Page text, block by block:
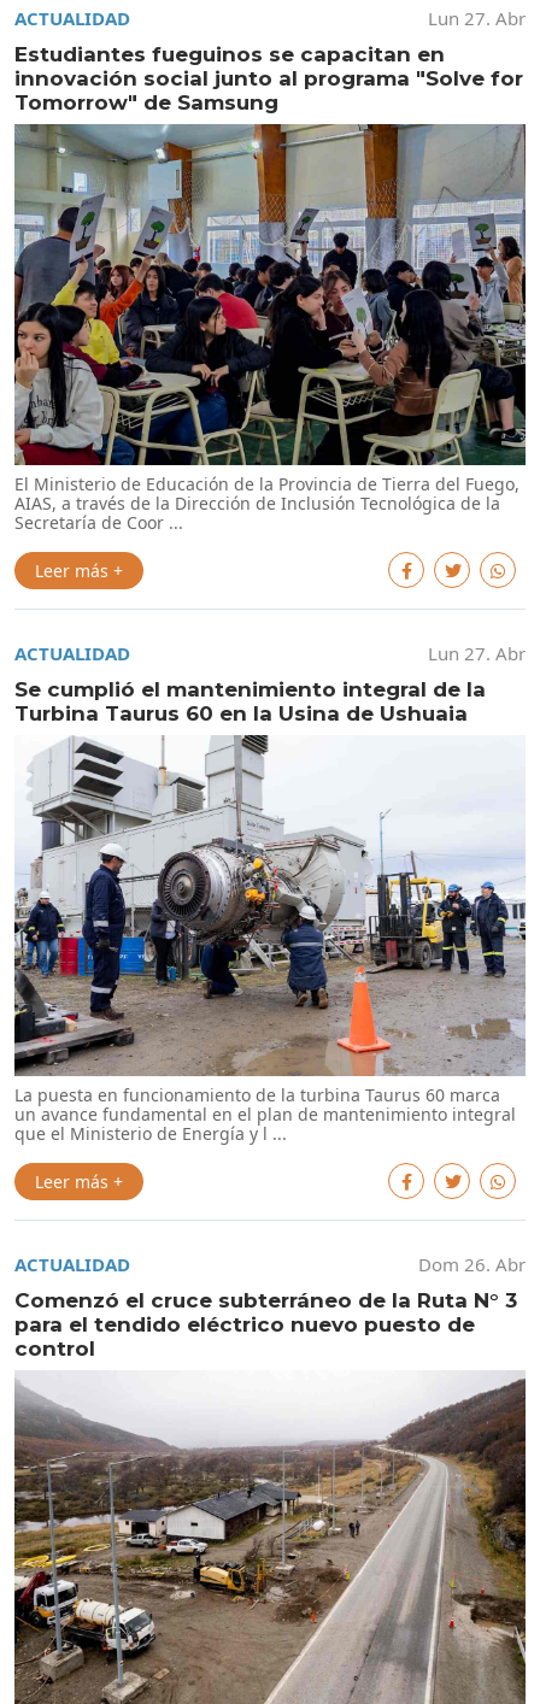
ACTUALIDAD
Lun 27. Abr
Estudiantes fueguinos se capacitan en
innovación social junto al programa "Solve for
Tomorrow" de Samsung
El Ministerio de Educación de la Provincia de Tierra del Fuego,
AIAS, a través de la Dirección de Inclusión Tecnológica de la
Secretaría de Coor ...
Leer más +
ACTUALIDAD
Lun 27. Abr
Se cumplió el mantenimiento integral de la
Turbina Taurus 60 en la Usina de Ushuaia
La puesta en funcionamiento de la turbina Taurus 60 marca
un avance fundamental en el plan de mantenimiento integral
que el Ministerio de Energía y l ...
Leer más +
ACTUALIDAD
Dom 26. Abr
Comenzó el cruce subterráneo de la Ruta N° 3
para el tendido eléctrico nuevo puesto de
control